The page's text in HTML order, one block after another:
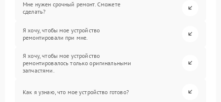
Мне нужен срочный ремонт. Сможете
сделать?
Я хочу, чтобы мое устройство
ремонтировали при мне.
Я хочу, чтобы мое устройство
ремонтировалось только оригинальными
запчастями.
Как я узнаю, что мое устройство готово?